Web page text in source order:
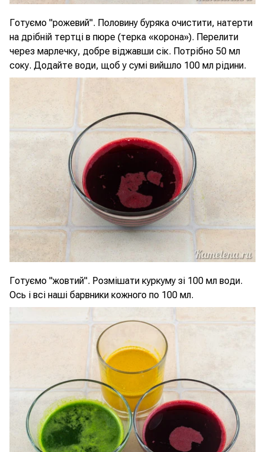
Готуємо "рожевий". Половину буряка очистити, натерти
на дрібній тертці в пюре (терка «корона»). Перелити
через марлечку, добре віджавши сік. Потрібно 50 мл
соку. Додайте води, щоб у сумі вийшло 100 мл рідини.
Готуємо "жовтий". Розмішати куркуму зі 100 мл води.
Ось і всі наші барвники кожного по 100 мл.